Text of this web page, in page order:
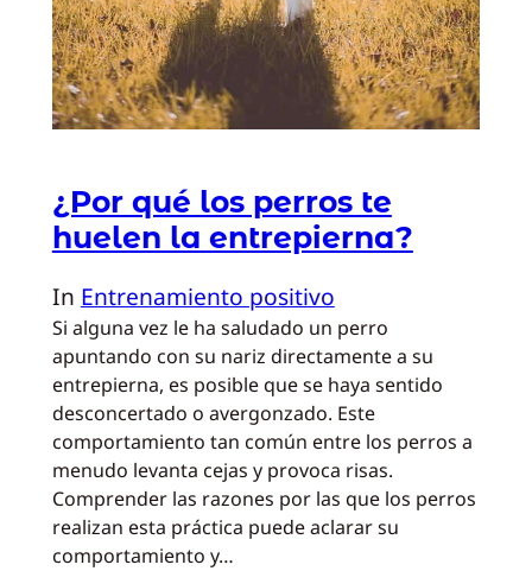
¿Por qué los perros te
huelen la entrepierna?
In Entrenamiento positivo
Si alguna vez le ha saludado un perro
apuntando con su nariz directamente a su
entrepierna, es posible que se haya sentido
desconcertado o avergonzado. Este
comportamiento tan común entre los perros a
menudo levanta cejas y provoca risas.
Comprender las razones por las que los perros
realizan esta práctica puede aclarar su
comportamiento y…